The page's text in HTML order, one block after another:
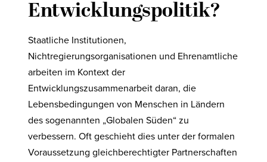
Entwicklungspolitik?
Staatliche Institutionen,
Nichtregierungsorganisationen und Ehrenamtliche
arbeiten im Kontext der
Entwicklungszusammenarbeit daran, die
Lebensbedingungen von Menschen in Ländern
des sogenannten „Globalen Süden“ zu
verbessern. Oft geschieht dies unter der formalen
Voraussetzung gleichberechtigter Partnerschaften